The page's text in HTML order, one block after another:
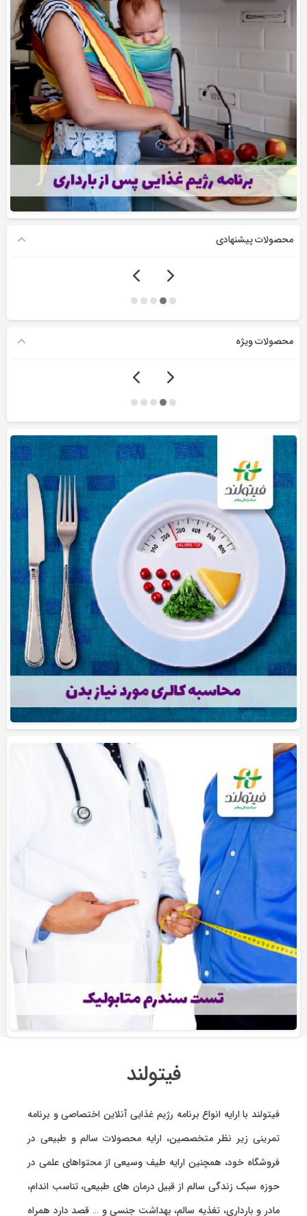
محصولات پیشنهادی
محصولات ویژه
فیتولند
فیتولند با ارایه انواع برنامه رژیم غذایی آنلاین اختصاصیو برنامه
تمرینیزیر نظر متخصصین، ارایه محصولات سالم و طبیعی در
فروشگاه خود، همچنین ارایه طیف وسیعی از محتواهای علمی در
حوزه سبک زندگی سالم از قبیل درمان های طبیعی، تناسب اندام،
مادر و بارداری، تغذیه سالم، بهداشت جنسی و … قصد دارد همراه